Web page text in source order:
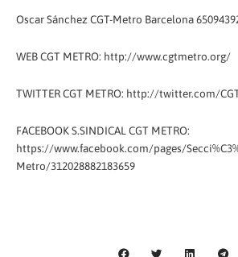
Oscar Sánchez CGT-Metro Barcelona
WEB CGT METRO: http://www.cgtmetro.org/
TWITTER CGT METRO: http://twitter.com/
FACEBOOK S.SINDICAL CGT METRO:
https://www.facebook.com/pages/
Metro/312028882183659